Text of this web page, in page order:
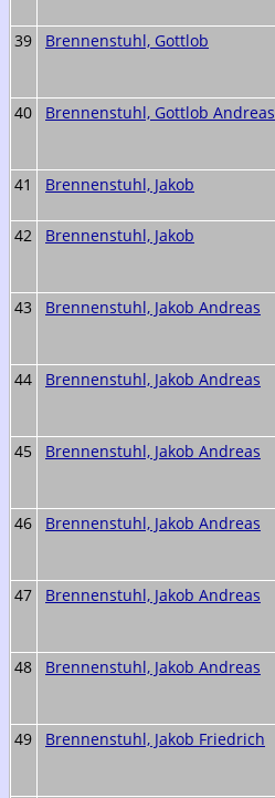
39 Brennenstuhl, Gottlob
40
Brennenstuhl, Gottlob Andreas
41 Brennenstuhl, Jakob
42
Brennenstuhl, Jakob
43 Brennenstuhl, Jakob Andreas
44
Brennenstuhl, Jakob Andreas
45
Brennenstuhl, Jakob Andreas
46 Brennenstuhl, Jakob Andreas
47
Brennenstuhl, Jakob Andreas
48 Brennenstuhl, Jakob Andreas
49 Brennenstuhl, Jakob Friedrich